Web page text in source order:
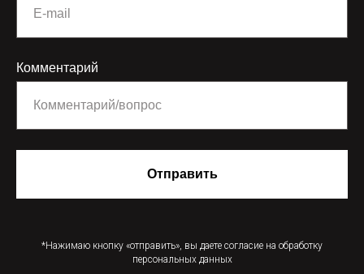
Комментарий
Отправить
*Нажимаю кнопку «отправить», вы даете согласие на обработку
персональных данных